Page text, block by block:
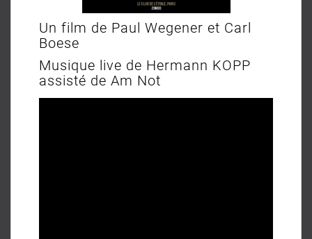
Un film de Paul Wegener et Carl
Boese
Musique live de Hermann KOPP
assisté de Am Not